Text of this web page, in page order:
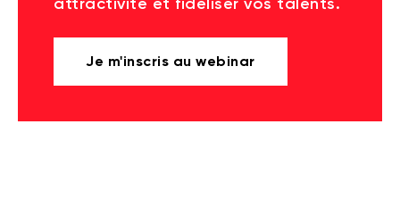
Je m'inscris au webinar